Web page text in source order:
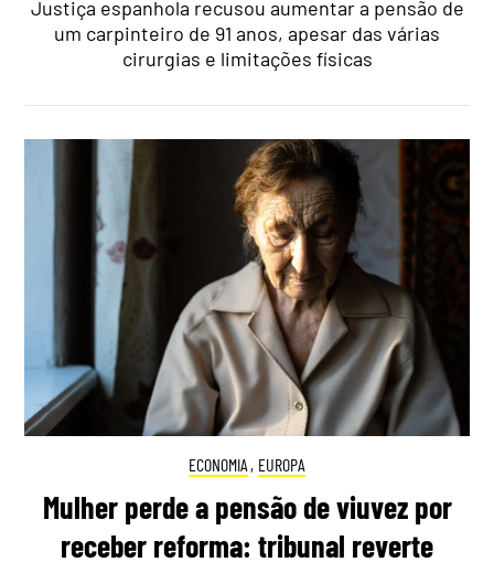
Justiça espanhola recusou aumentar a pensão de
um carpinteiro de 91 anos, apesar das várias
cirurgias e limitações físicas
ECONOMIA , EUROPA
Mulher perde a pensão de viuvez por
receber reforma: tribunal reverte